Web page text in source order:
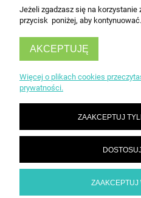
Jeżeli zgadzasz się na korzystanie
przycisk poniżej, aby kontynuować.
AKCEPTUJĘ
Więcej o plikach cookies
prywatności.
ZAAKCEPTUJ
ZAAKCEPTUJ